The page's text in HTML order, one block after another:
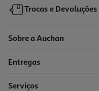
Trocas e Devoluções
Sobre a Auchan
Entregas
Serviços